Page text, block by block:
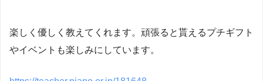
楽しく優しく教えてくれます。頑張ると貰えるプチギフト
やイベントも楽しみにしています。